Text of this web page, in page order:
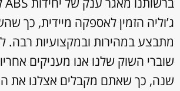
ג’וליה הזמין לאספקה מיידית, כך
מתבצע במהירות ובמקצועיות רבה.
שוברי השוק שלנו אנו מעניקים
שנה, כך שאתם מקבלים אצלנו את